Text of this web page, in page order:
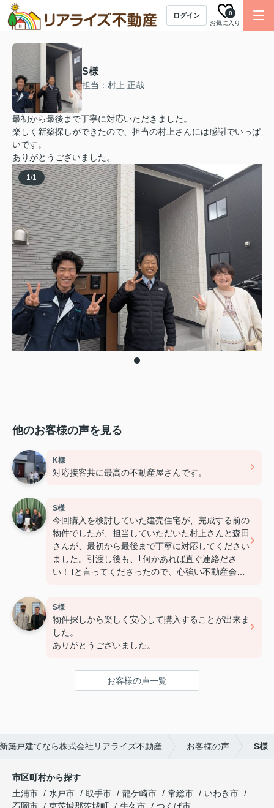
ログイン
お気に入り
0
S様
担当：村上 正哉
最初から最後まで丁寧に対応いただきました。
楽しく新築探しができたので、担当の村上さんには感謝でいっぱ
いです。
ありがとうございました。
1/1
他のお客様の声を見る
K様
対応接客共に最高の不動産屋さんです。
S様
今回購入を検討していた建売住宅が、完成する前の
物件でしたが、担当していただいた村上さんと森田
さんが、最初から最後まで丁寧に対応してください
ました。引渡し後も、｢何かあれば直ぐ連絡ださ
い！｣と言ってくださったので、心強い不動産会社
S様
物件探しから楽しく安心して購入することが出来ま
した。
ありがとうございました。
お客様の声一覧
築戸建てなら株式会社リアライズ不動産 お客様の声 S様
市区町村から探す
土浦市
水戸市 取手市 龍ケ崎市 常総市
いわき市